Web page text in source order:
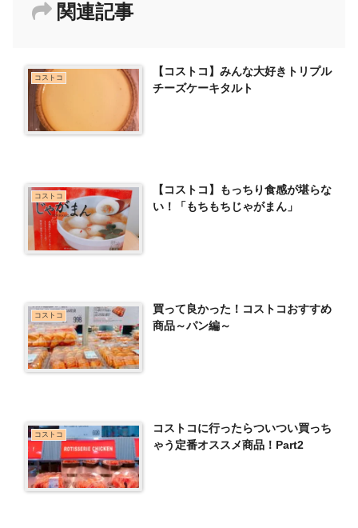
関連記事
コストコ
【コストコ】みんな大好きトリプル
チーズケーキタルト
コストコ
【コストコ】もっちり食感が堪らな
い！「もちもちじゃがまん」
コストコ
買って良かった！コストコおすすめ
商品～パン編～
コストコ
コストコに行ったらついつい買っち
ゃう定番オススメ商品！Part2